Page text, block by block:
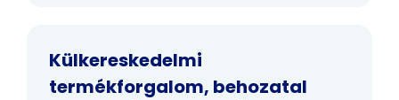
Külkereskedelmi
termékforgalom, behozatal